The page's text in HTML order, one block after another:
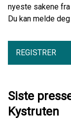
nyeste sakene
Du kan melde
REGISTRER
Siste
Kystruten